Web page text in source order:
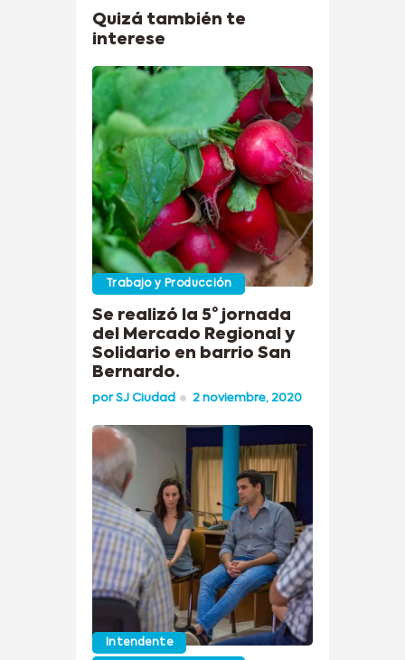
Quizá también te
interese
Trabajo y Producción
Se realizó la 5° jornada
del Mercado Regional y
Solidario en barrio San
Bernardo.
porSJ Ciudad 2 noviembre, 2020
Intendente